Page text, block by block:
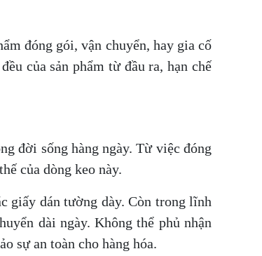
đóng gói, vận chuyển, hay gia cố
của sản phẩm từ đầu ra, hạn chế
đời sống hàng ngày. Từ việc đóng
của dòng keo này.
giấy dán tường dày. Còn trong lĩnh
dài ngày. Không thể phủ nhận
sự an toàn cho hàng hóa.